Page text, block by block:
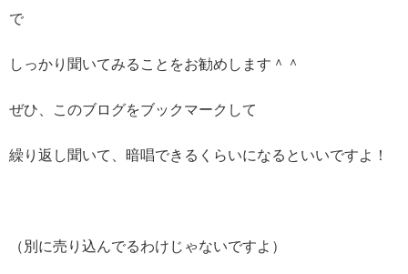
で
しっかり聞いてみることをお勧めします＾＾
ぜひ、このブログをブックマークして
繰り返し聞いて、暗唱できるくらいになるといいですよ！
（別に売り込んでるわけじゃないですよ）